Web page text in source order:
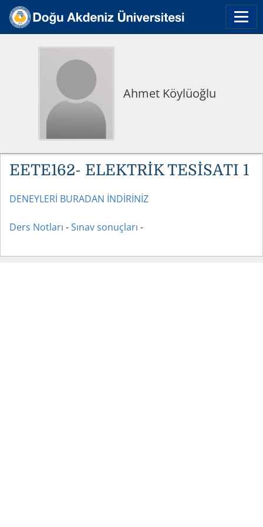
Ahmet Köylüoğlu
EETE162- ELEKTRİK TESİSATI 1
DENEYLERİ BURADAN İNDİRİNİZ
Ders Notları -Sınav sonuçları -